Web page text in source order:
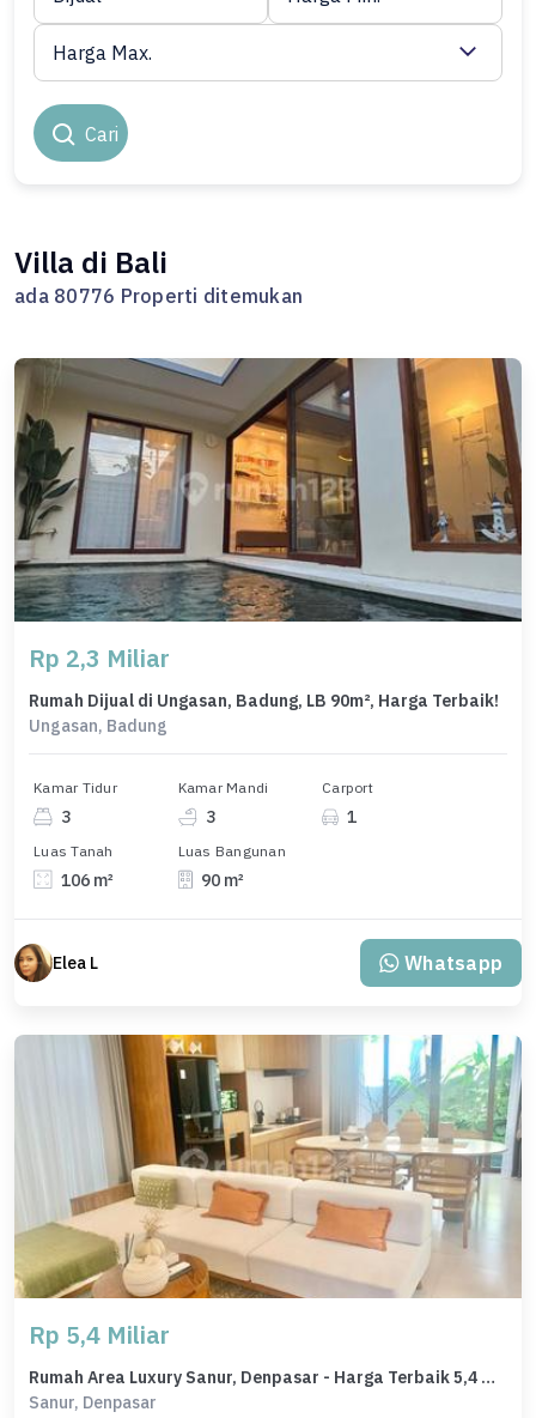
Cari
Harga Max.
Villa di Bali
ada 80776 Properti ditemukan
Rp 2,3 Miliar
Rumah Dijual di Ungasan, Badung, LB 90m², Harga Terbaik!
Ungasan, Badung
Kamar Tidur
3
Kamar Mandi
3
Carport
1
Luas Tanah
106 m²
Luas Bangunan
90 m²
Elea L Whatsapp
Rp 5,4 Miliar
Rumah Area Luxury Sanur, Denpasar - Harga Terbaik 5,4 Miliar
Sanur, Denpasar